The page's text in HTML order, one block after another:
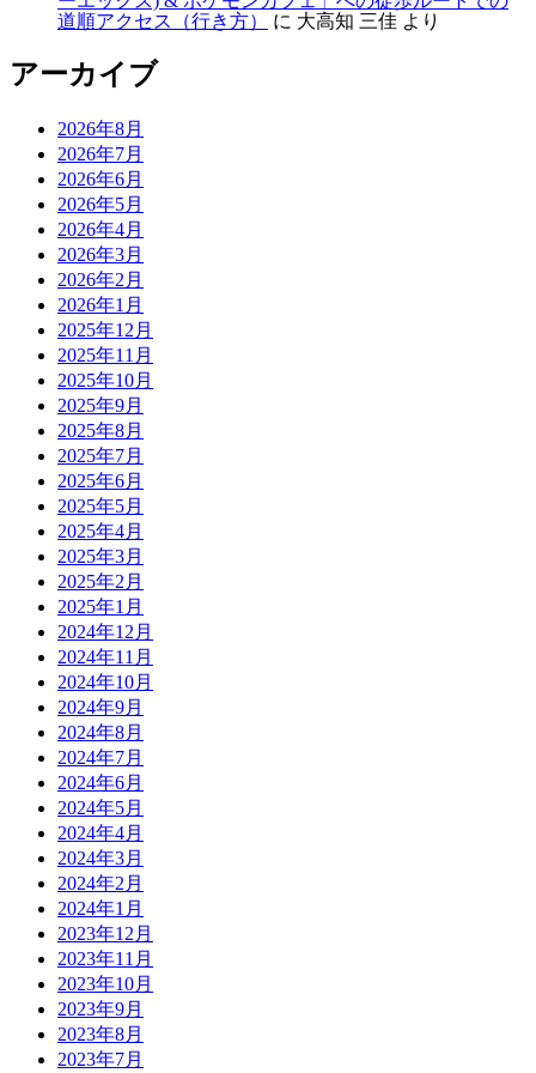
道順アクセス（行き方）
に 大高知 三佳 より
アーカイブ
2026年8月
2026年7月
2026年6月
2026年5月
2026年4月
2026年3月
2026年2月
2026年1月
2025年12月
2025年11月
2025年10月
2025年9月
2025年8月
2025年7月
2025年6月
2025年5月
2025年4月
2025年3月
2025年2月
2025年1月
2024年12月
2024年11月
2024年10月
2024年9月
2024年8月
2024年7月
2024年6月
2024年5月
2024年4月
2024年3月
2024年2月
2024年1月
2023年12月
2023年11月
2023年10月
2023年9月
2023年8月
2023年7月